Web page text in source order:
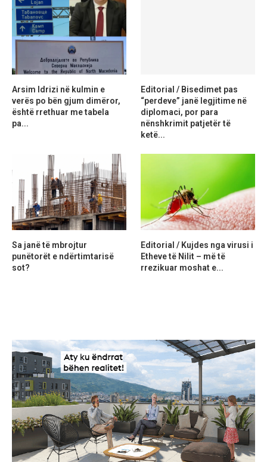
Arsim Idrizi në kulmin e
verës po bën gjum dimëror,
është rrethuar me tabela
pa...
Editorial / Bisedimet pas
“perdeve” janë legjitime në
diplomaci, por para
nënshkrimit patjetër të
ketë...
Sa janë të mbrojtur
punëtorët e ndërtimtarisë
sot?
Editorial / Kujdes nga virusi i
Etheve të Nilit – më të
rrezikuar moshat e...